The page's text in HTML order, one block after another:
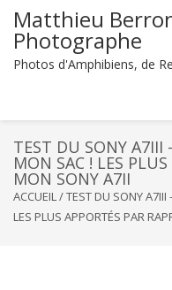
Matthieu
Photographe
Photos d'Amphibiens, de
TEST DU SONY A7III
MON SAC ! LES
MON SONY A7II
ACCUEIL/TEST DU SONY A7III
LES PLUS APPORTÉS PAR